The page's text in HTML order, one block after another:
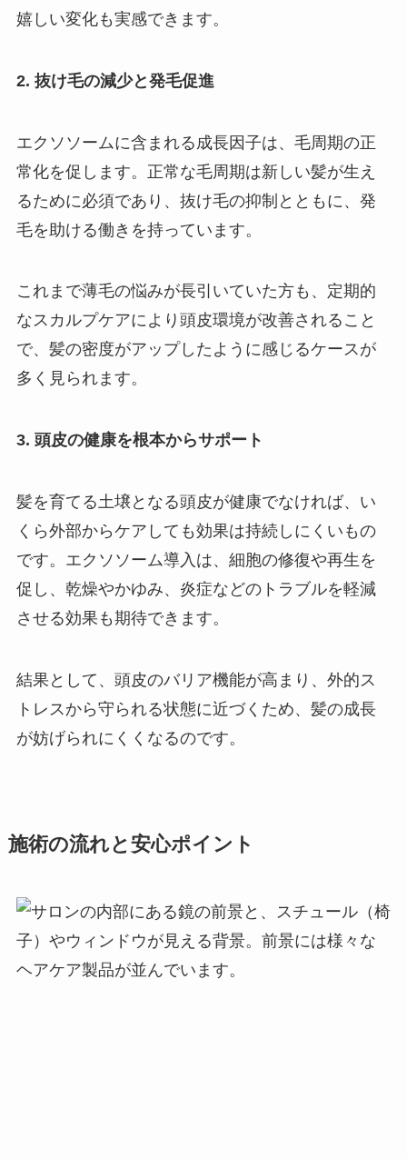
嬉しい変化も実感できます。
2. 抜け毛の減少と発毛促進
エクソソームに含まれる成長因子は、毛周期の正
常化を促します。正常な毛周期は新しい髪が生え
るために必須であり、抜け毛の抑制とともに、発
毛を助ける働きを持っています。
これまで薄毛の悩みが長引いていた方も、定期的
なスカルプケアにより頭皮環境が改善されること
で、髪の密度がアップしたように感じるケースが
多く見られます。
3. 頭皮の健康を根本からサポート
髪を育てる土壌となる頭皮が健康でなければ、い
くら外部からケアしても効果は持続しにくいもの
です。エクソソーム導入は、細胞の修復や再生を
促し、乾燥やかゆみ、炎症などのトラブルを軽減
させる効果も期待できます。
結果として、頭皮のバリア機能が高まり、外的ス
トレスから守られる状態に近づくため、髪の成長
が妨げられにくくなるのです。
施術の流れと安心ポイント